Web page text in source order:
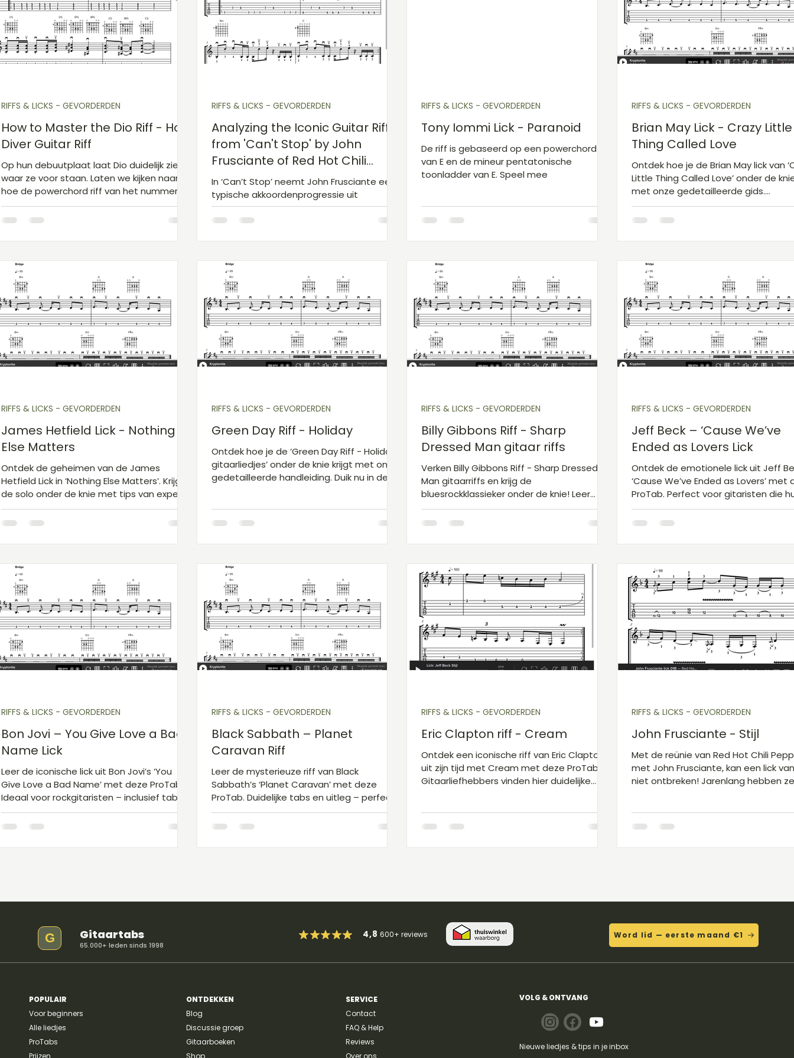
D Gitaarakkoorden E Gitaarakkoorden F Gitaarakkoorden G Gitaarakkoorden B Gitaarboek
niveau 1 Kerst Sinterklaas Speel en Leer Sessie
How to Master the Dio Riff - Holy
Diver Guitar Riff
Op hun debuutplaat laat Dio duidelijk zien
waar ze voor staan. Laten we kijken naar
hoe de powerchord riff van het nummer,
dat dezelfde naam als de plaat heeft,
gespeeld wordt!
RIFFS & LICKS - GEVORDERDEN
Analyzing the Iconic Guitar Riff
from 'Can't Stop' by John
Frusciante of Red Hot Chili
Peppers
In ‘Can’t Stop’ neemt John Frusciante een
typische akkoordenprogressie uit
popmuziek en doet hij er volledig zijn eigen
ding mee.
RIFFS & LICKS - GEVORDERDEN
Tony Iommi Lick - Paranoid
De riff is gebaseerd op een powerchord
van E en de mineur pentatonische
toonladder van E. Speel mee
RIFFS & LICKS - GEVORDERDEN
Brian May Lick - Crazy Little
Thing Called Love
Ontdek hoe je de Brian May lick van
Little Thing Called Love’ onder de
met onze gedetailleerde gids.
Perfectioneer je vaardigheden met
May Lick tips!
RIFFS & LICKS - GEVORDERDEN
James Hetfield Lick - Nothing
Else Matters
Ontdek de geheimen van de James
Hetfield Lick in ‘Nothing Else Matters’. Krijg
de solo onder de knie met tips van experts
en verbeter je gitaarvaardigheden.
RIFFS & LICKS - GEVORDERDEN
Green Day Riff - Holiday
Ontdek hoe je de ‘Green Day Riff - Holiday
gitaarliedjes’ onder de knie krijgt met onze
gedetailleerde handleiding. Duik nu in de
RIFFS & LICKS - GEVORDERDEN
Billy Gibbons Riff - Sharp
Dressed Man gitaar riffs
Verken Billy Gibbons Riff - Sharp Dressed
Man gitaarriffs en krijg de
bluesrockklassieker onder de knie! Leer
spelen als een pro met Billy Gibbons Riff
tips.
RIFFS & LICKS - GEVORDERDEN
Jeff Beck – ‘Cause We’ve
Ended as Lovers Lick
Ontdek de emotionele lick uit Jeff
‘Cause We’ve Ended as Lovers’ met
ProTab. Perfect voor gitaristen die
expressie en feel willen verbeteren.
RIFFS & LICKS - GEVORDERDEN
Bon Jovi – You Give Love a Bad
Name Lick
Leer de iconische lick uit Bon Jovi’s ‘You
Give Love a Bad Name’ met deze ProTab.
Ideaal voor rockgitaristen – inclusief tabs,
timing en speelinstructies.
RIFFS & LICKS - GEVORDERDEN
Black Sabbath – Planet
Caravan Riff
Leer de mysterieuze riff van Black
Sabbath’s ‘Planet Caravan’ met deze
ProTab. Duidelijke tabs en uitleg – perfect
voor fans van trage, sfeervolle rock.
RIFFS & LICKS - GEVORDERDEN
Eric Clapton riff - Cream
Ontdek een iconische riff van Eric Clapton
uit zijn tijd met Cream met deze ProTab.
Gitaarliefhebbers vinden hier duidelijke
RIFFS & LICKS - GEVORDERDEN
John Frusciante - Stijl
Met de reünie van Red Hot Chili
met John Frusciante, kan een lick
niet ontbreken! Jarenlang hebben
solo van ‘Dani California’, een
de plaat ‘Stadium Arcadium’ uit
RIFFS & LICKS - GEVORDERDEN
G Gitaartabs
65.000+ leden sinds 1998
4,8600+reviews Word lid — eerste maand €1
POPULAIR
Voor beginners
Alle liedjes
ProTabs
Prijzen
ONTDEKKEN
Blog
Discussie groep
Gitaarboeken
Shop
SERVICE
Contact
FAQ & Help
Reviews
Over ons
VOLG & ONTVANG
Nieuwe liedjes & tips in je inbox